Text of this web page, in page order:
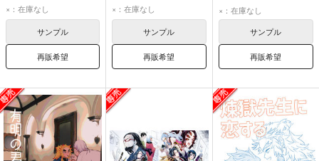
竈門炭治郎
×：在庫なし
サンプル
再販希望
煉獄杏寿郎
竈門炭治郎
×：在庫なし
サンプル
再販希望
煉獄杏寿郎
竈門炭治郎
×：在庫なし
サンプル
再販希望